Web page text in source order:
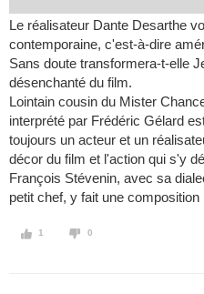
Le réalisateur Dante Desarthe
contemporaine, c'est-à-dire
Sans doute transformera-t-elle
désenchanté du film.
Lointain cousin du Mister
interprété par Frédéric Gélard
toujours un acteur et un
décor du film et l'action qui s'y
François Stévenin, avec sa
petit chef, y fait une composition
1 0